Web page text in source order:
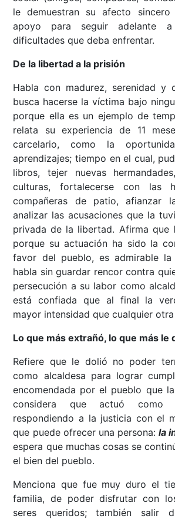
le demuestran su afecto
apoyo para seguir adelante
dificultades que deba enfrentar.
De la libertad a la prisión
Habla con madurez, serenidad y
busca hacerse la víctima bajo
porque ella es un ejemplo de
relata su experiencia de 11
carcelario, como la
aprendizajes; tiempo en el cual,
libros, tejer nuevas
culturas, fortalecerse con las
compañeras de patio,
analizar las acusaciones que la
privada de la libertad. Afirma que
porque su actuación ha sido la
favor del pueblo, es admirable
habla sin guardar rencor contra
persecución a su labor como
está confiada que al final la
mayor intensidad que cualquier
Lo que más extrañó, lo que más le
Refiere que le dolió no poder
como alcaldesa para lograr
encomendada por el pueblo que
considera que actuó como
respondiendo a la justicia con el
que puede ofrecer una persona:la
espera que muchas cosas se
el bien del pueblo.
Menciona que fue muy duro el
familia, de poder disfrutar con
seres queridos; también salir